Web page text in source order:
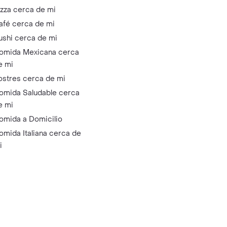
cerca de mi
cerca de mi
cerca de mi
Mexicana cerca
mi
cerca de mi
Saludable cerca
mi
a Domicilio
Italiana cerca de